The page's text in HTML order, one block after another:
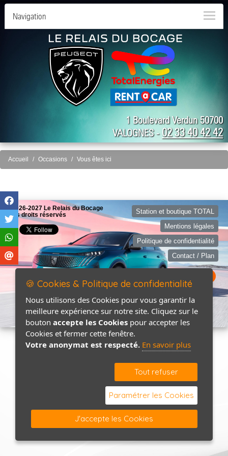
Navigation
1 Boulevard Verdun 50700
VALOGNES -02 33 40 42 42
Accueil Occasions Vous êtes ici
©2026-2027 Le Relais du Bocage
tous droits réservés
Station et boutique TOTAL
Mentions légales
Politique de confidentialité
Contact / Plan
🍪 Cookies & Politique de confidentialité
Nous utilisons des Cookies pour vous garantir la
meilleure expérience sur notre site. Cliquez sur le
bouton accepte les Cookies pour accepter les
Cookies et fermer cette fenêtre.
Votre anonymat est respecté. En savoir plus
Tout refuser
Paramétrer les Cookies
J'accepte les Cookies